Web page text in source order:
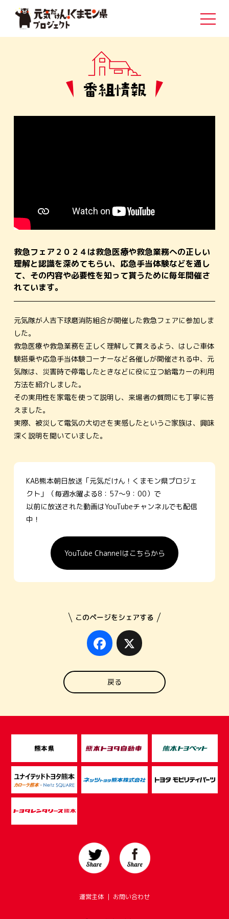
救急フェア２０２４は救急医療や救急業務への正しい
理解と認識を深めてもらい、応急手当体験などを通し
て、その内容や必要性を知って貰うために毎年開催さ
れています。
元気隊が人吉下球磨消防組合が開催した救急フェアに参加しま
した。
救急医療や救急業務を正しく理解して貰えるよう、はしご車体
験搭乗や応急手当体験コーナーなど各催しが開催される中、元
気隊は、災害時で停電したときなどに役に立つ給電カーの利用
方法を紹介しました。
その実用性を家電を使って説明し、来場者の質問にも丁寧に答
えました。
実際、被災して電気の大切さを実感したというご家族は、興味
深く説明を聞いていました。
KAB熊本朝日放送「元気だけん！くまモン県プロジェ
クト」（毎週水曜よる8：57～9：00）で
以前に放送された動画はYouTubeチャンネルでも配信
中！
YouTube Channelはこちらから
このページをシェアする
Facebook
戻る
運営主体 ｜ お問い合わせ